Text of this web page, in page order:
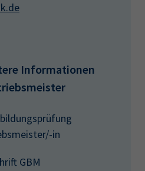
Informationen
in
GBM